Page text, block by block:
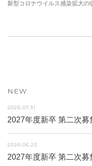
新型コロナウイルス感染拡大
NEW
2026.07.31
2027年度新卒 第二次募
2026.06.23
2027年度新卒 第二次募